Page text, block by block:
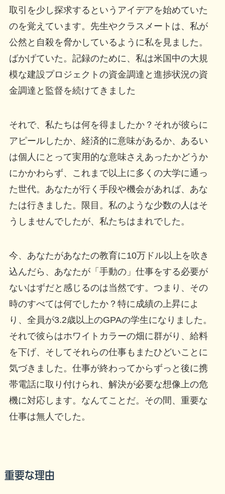
取引を少し探求するというアイデアを始めていた
のを覚えています。先生やクラスメートは、私が
公然と自殺を脅かしているように私を見ました。
ばかげていた。記録のために、私は米国中の大規
模な建設プロジェクトの資金調達と進捗状況の資
金調達と監督を続けてきました
それで、私たちは何を得ましたか？それが彼らに
アピールしたか、経済的に意味があるか、あるい
は個人にとって実用的な意味さえあったかどうか
にかかわらず、これまで以上に多くの大学に通っ
た世代。あなたが行く手段や機会があれば、あな
たは行き​​ました。限目。私のような少数の人はそ
うしませんでしたが、私たちはまれでした。
今、あなたがあなたの教育に10万ドル以上を吹き
込んだら、あなたが「手動の」仕事をする必要が
ないはずだと感じるのは当然です。つまり、その
時のすべては何でしたか？特に成績の上昇によ
り、全員が3.2歳以上のGPAの学生になりました。
それで彼らはホワイトカラーの畑に群がり、給料
を下げ、そしてそれらの仕事もまたひどいことに
気づきました。仕事が終わってからずっと後に携
帯電話に取り付けられ、解決が必要な想像上の危
機に対応します。なんてことだ。その間、重要な
仕事は無人でした。
重要な理由